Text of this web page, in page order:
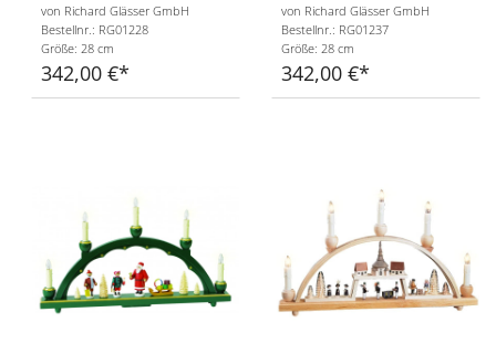
von Richard Glässer GmbH
Bestellnr.: RG01228
Größe: 28 cm
342,00 €
von Richard Glässer GmbH
Bestellnr.: RG01237
Größe: 28 cm
342,00 €